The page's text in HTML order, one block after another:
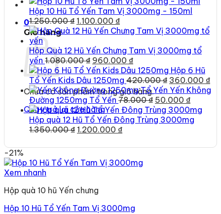
0
Giỏ hàng
Chưa có sản phẩm trong giỏ hàng.
Quay trở lại cửa hàng
Hộp 10 Hũ Tổ Yến Tam Vị 3000mg - 150ml
1.250.000₫ Giá
gốc
1.250.000 ₫.
1.100.000 ₫Giá
hiện
là:
1.100.000 ₫.
Hộp Quà 12 Hũ Yến Chưng Tam Vị 3000mg tổ
yến 1.080.000₫ Giá
gốc
là:
1.080.000 ₫.
960.000 ₫Giá
hiện
tại
là:
960.000 ₫.
Hộp 6 Hũ
Tổ Yến Kids Dâu 1250mg 420.000₫ Giá
gốc
là:
420.000 ₫.
360.000 ₫
Yến Không
Đường 1250mg Tổ Yến 78.000₫ Giá
gốc
là:
50.000 ₫Giá
hiện
tại
Hộp quà 12 Hũ Tổ Yến Đông Trùng 3000mg
1.350.000₫ Giá
là:
1.350.000 ₫.
1.200.000 ₫Giá
tại
là:
1.200.000 ₫.
-21%
Xem nhanh
Hộp quà 10 hũ Yến chưng
Hộp 10 Hũ Tổ Yến Tam Vị 3000mg